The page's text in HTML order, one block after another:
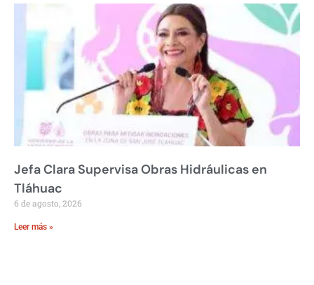
Jefa Clara Supervisa Obras Hidráulicas en
Tláhuac
6 de agosto, 2026
Leer más »